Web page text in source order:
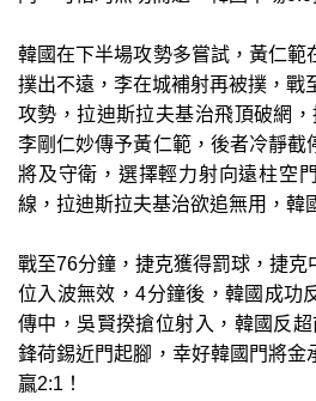
韓國在下半場攻勢多嘗試，黃仁範
撲出不遠，李在城補射再被撲，戰
攻勢，拉迪斯拉夫基治飛頂破網，
李剛仁妙傳予黃仁範，後者冷靜截
將及守衛，選擇輕力射向遠柱空
線，拉迪斯拉夫基治欲追無用，韓
戰至76分鐘，捷克獲得罰球，捷克
位入波無效，4分鐘後，韓國成功
傳中，吳賢揆搶位射入，韓國反
鋒荷錫近門起腳，幸好韓國門將金
贏2:1！